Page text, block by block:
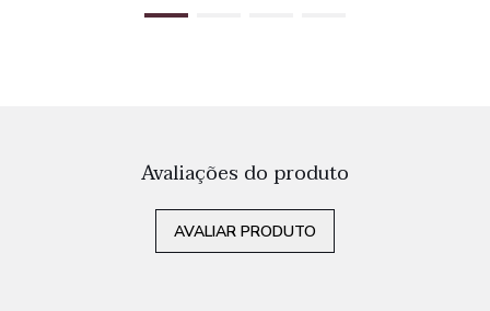
Avaliações do produto
AVALIAR PRODUTO